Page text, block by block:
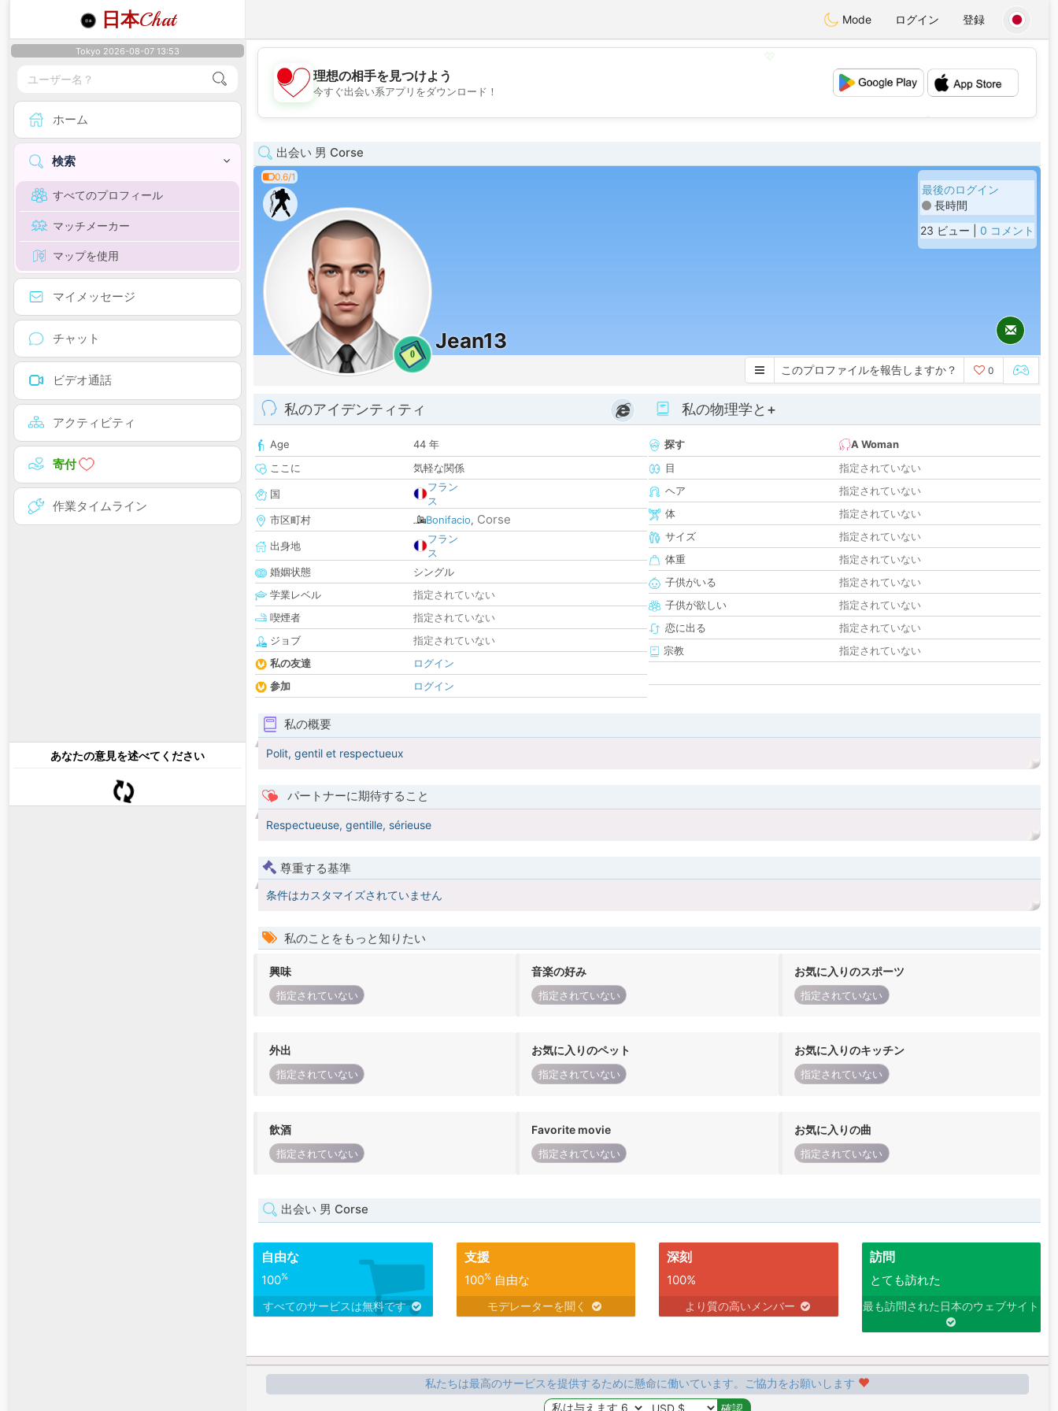
日本Chat Mode ログイン 登録
Tokyo 2026-08-07 13:53
ホーム
検索
すべてのプロフィール
マッチメーカー
マップを使用
マイメッセージ
チャット
ビデオ通話
アクティビティ
寄付
作業タイムライン
あなたの意見を述べてください
💖
💕
理想の相手を見つけよう
今すぐ出会い系アプリをダウンロード！
出会い 男 Corse
0.6/1
0
Jean13
最後のログイン
長時間
23 ビュー | 0 コメント
このプロファイルを報告しますか？ 0
私のアイデンティティ
Age
44 年
ここに
気軽な関係
国
フラン
ス
市区町村
Bonifacio, Corse
出身地
フラン
ス
婚姻状態
シングル
学業レベル
指定されていない
喫煙者
指定されていない
ジョブ
指定されていない
私の友達
ログイン
参加
ログイン
私の物理学と+
探す
A Woman
目
指定されていない
ヘア
指定されていない
体
指定されていない
サイズ
指定されていない
体重
指定されていない
子供がいる
指定されていない
子供が欲しい
指定されていない
恋に出る
指定されていない
宗教
指定されていない
私の概要
Polit, gentil et respectueux
パートナーに期待すること
Respectueuse, gentille, sérieuse
尊重する基準
条件はカスタマイズされていません
私のことをもっと知りたい
興味
指定されていない
音楽の好み
指定されていない
お気に入りのスポーツ
指定されていない
外出
指定されていない
お気に入りのペット
指定されていない
お気に入りのキッチン
指定されていない
飲酒
指定されていない
Favorite movie
指定されていない
お気に入りの曲
指定されていない
出会い 男 Corse
自由な
100%
すべてのサービスは無料です
支援
100%自由な
モデレーターを聞く
深刻
100%
より質の高いメンバー
訪問
とても訪れた
最も訪問された日本のウェブサイト
私たちは最高のサービスを提供するために懸命に働いています。ご協力をお願いします